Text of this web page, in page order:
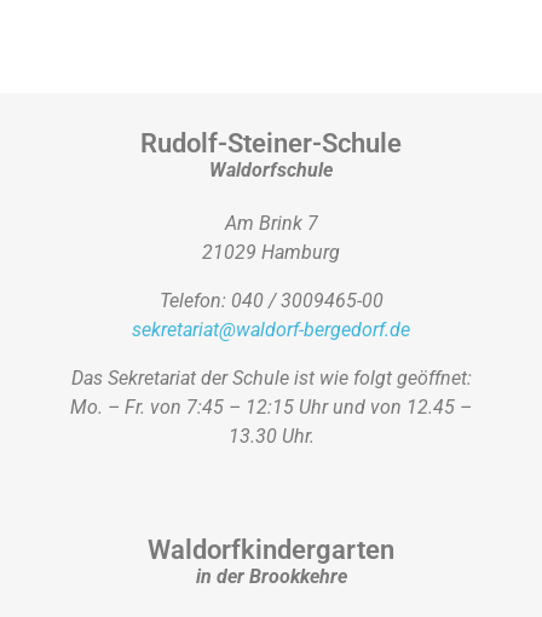
Rudolf-Steiner-Schule
Waldorfschule
Am Brink 7
21029 Hamburg
Telefon: 040 / 3009465-00
sekretariat@waldorf-bergedorf.de
Das Sekretariat der Schule ist wie folgt geöffnet:
Mo. – Fr. von 7:45 – 12:15 Uhr und von 12.45 –
13.30 Uhr.
Waldorfkindergarten
in der Brookkehre